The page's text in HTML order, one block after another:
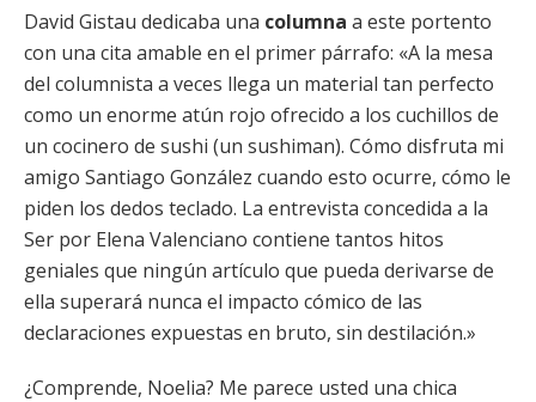
David Gistau dedicaba una columna a este portento
con una cita amable en el primer párrafo: «A la mesa
del columnista a veces llega un material tan perfecto
como un enorme atún rojo ofrecido a los cuchillos de
un cocinero de sushi (un sushiman). Cómo disfruta mi
amigo Santiago González cuando esto ocurre, cómo le
piden los dedos teclado. La entrevista concedida a la
Ser por Elena Valenciano contiene tantos hitos
geniales que ningún artículo que pueda derivarse de
ella superará nunca el impacto cómico de las
declaraciones expuestas en bruto, sin destilación.»
¿Comprende, Noelia? Me parece usted una chica